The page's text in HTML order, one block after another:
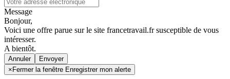
Message
Bonjour,
Voici une offre parue sur le site francetravail.fr susceptible de vous
intéresser.
A bientôt.
Annuler
× Fermer la fenêtre Enregistrer mon alerte